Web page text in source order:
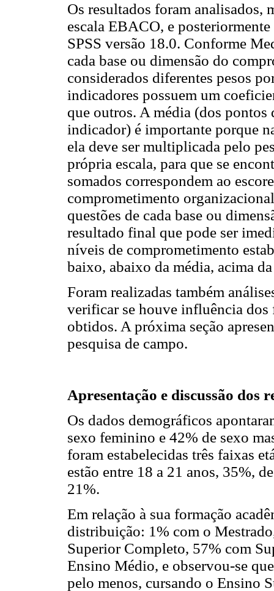
Os resultados foram analisados,
escala EBACO, e
SPSS versão 18.0. Conforme
cada base ou dimensão do
considerados diferentes pesos
indicadores possuem um
que outros. A média (dos
indicador) é importante porque
ela deve ser multiplicada pelo
própria escala, para que se
somados correspondem ao
comprometimento
questões de cada base ou
resultado final que pode ser
níveis de comprometimento
baixo, abaixo da média, acima
Foram realizadas também
verificar se houve influência dos
obtidos. A próxima seção
pesquisa de campo.
Apresentação e discussão dos
Os dados demográficos
sexo feminino e 42% de sexo
foram estabelecidas três faixas
estão entre 18 a 21 anos, 35%,
21%.
Em relação à sua formação
distribuição: 1% com o
Superior Completo, 57% com
Ensino Médio, e observou-se
pelo menos, cursando o Ensino